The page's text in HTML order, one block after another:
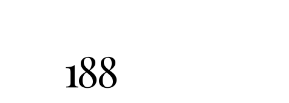
188